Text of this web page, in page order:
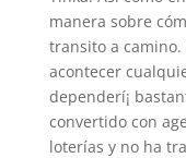
manera sobre
transito a
acontecer
dependerí¡
convertido con
loterías y no ha